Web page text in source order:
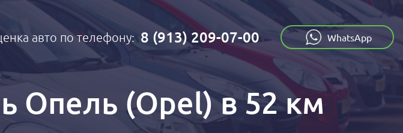
авто по телефону: 8 (913) 209-07-00 WhatsApp
Опель (Opel) в 52 км